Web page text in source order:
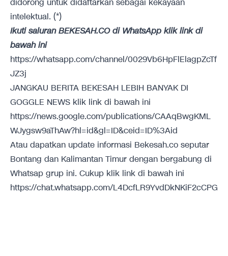
intelektual. (*)
Ikuti saluran BEKESAH.CO di WhatsApp klik link di
bawah ini
https://whatsapp.com/channel/0029Vb6HpFlElagpZcTf
JZ3j
JANGKAU BERITA BEKESAH LEBIH BANYAK DI
GOGGLE NEWS klik link di bawah ini
https://news.google.com/publications/CAAqBwgKML
WJygsw9aThAw?hl=id&gl=ID&ceid=ID%3Aid
Atau dapatkan update informasi Bekesah.co seputar
Bontang dan Kalimantan Timur dengan bergabung di
Whatsap grup ini. Cukup klik link di bawah ini
https://chat.whatsapp.com/L4DcfLR9YvdDkNKiF2cCPG